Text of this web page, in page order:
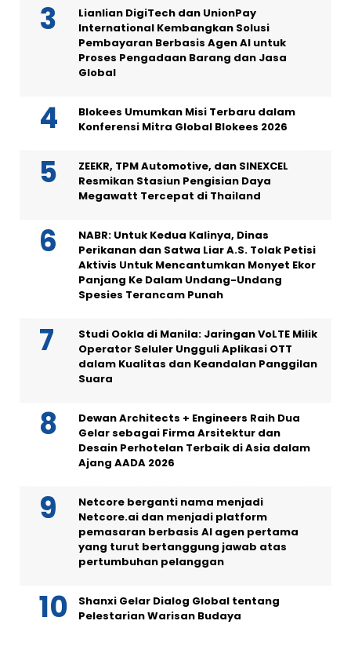
Lianlian DigiTech dan UnionPay
International Kembangkan Solusi
Pembayaran Berbasis Agen AI untuk
Proses Pengadaan Barang dan Jasa
Global
Blokees Umumkan Misi Terbaru dalam
Konferensi Mitra Global Blokees 2026
ZEEKR, TPM Automotive, dan SINEXCEL
Resmikan Stasiun Pengisian Daya
Megawatt Tercepat di Thailand
NABR: Untuk Kedua Kalinya, Dinas
Perikanan dan Satwa Liar A.S. Tolak Petisi
Aktivis Untuk Mencantumkan Monyet Ekor
Panjang Ke Dalam Undang-Undang
Spesies Terancam Punah
Studi Ookla di Manila: Jaringan VoLTE Milik
Operator Seluler Ungguli Aplikasi OTT
dalam Kualitas dan Keandalan Panggilan
Suara
Dewan Architects + Engineers Raih Dua
Gelar sebagai Firma Arsitektur dan
Desain Perhotelan Terbaik di Asia dalam
Ajang AADA 2026
Netcore berganti nama menjadi
Netcore.ai dan menjadi platform
pemasaran berbasis AI agen pertama
yang turut bertanggung jawab atas
pertumbuhan pelanggan
Shanxi Gelar Dialog Global tentang
Pelestarian Warisan Budaya